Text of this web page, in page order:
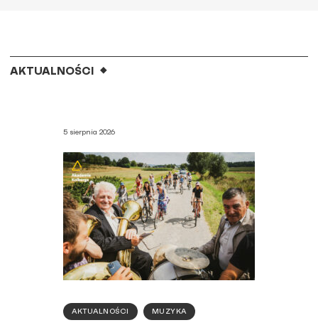
AKTUALNOŚCI
5 sierpnia 2026
AKTUALNOŚCI MUZYKA